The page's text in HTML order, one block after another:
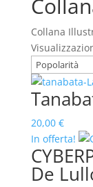
Collana
20,00 €
In offerta!
De